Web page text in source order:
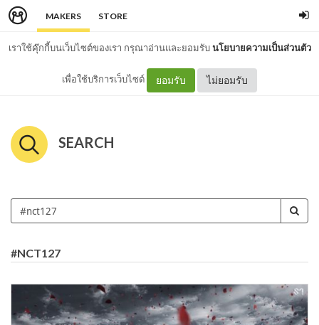
MAKERS STORE
เราใช้คุ๊กกี้บนเว็บไซต์ของเรา กรุณาอ่านและยอมรับนโยบายความเป็นส่วนตัว
เพื่อใช้บริการเว็บไซต์ ยอมรับ ไม่ยอมรับ
SEARCH
#NCT127